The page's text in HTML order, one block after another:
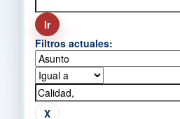
Filtros actuales: